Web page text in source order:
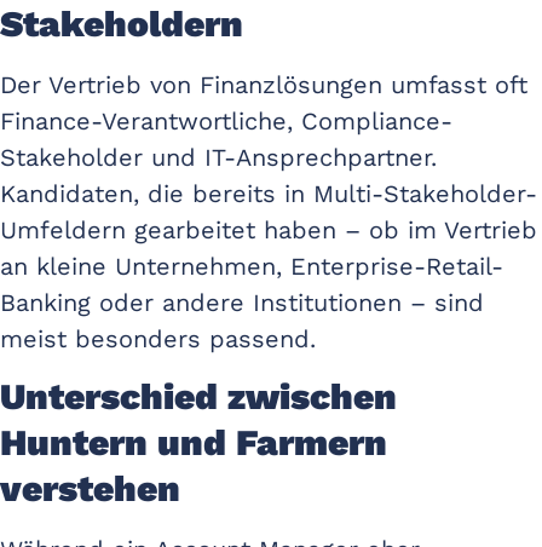
Stakeholdern
Der Vertrieb von Finanzlösungen umfasst oft
Finance-Verantwortliche, Compliance-
Stakeholder und IT-Ansprechpartner.
Kandidaten, die bereits in Multi-Stakeholder-
Umfeldern gearbeitet haben – ob im Vertrieb
an kleine Unternehmen, Enterprise-Retail-
Banking oder andere Institutionen – sind
meist besonders passend.
Unterschied zwischen
Huntern und Farmern
verstehen